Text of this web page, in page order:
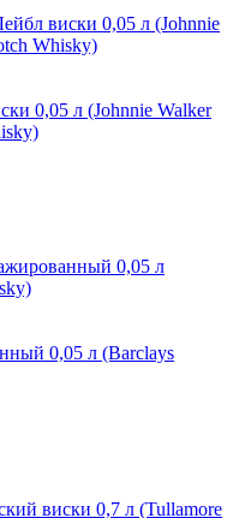
0,05 л (Johnnie Walker
0,05 л (Barclays